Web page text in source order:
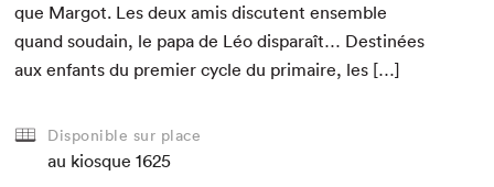
que Mar­got. Les deux amis dis­cu­tent ensem­ble
quand soudain, le papa de Léo dis­paraît… Des­tinées
aux enfants du pre­mier cycle du pri­maire, les […]
Disponible sur place
au kiosque 1625